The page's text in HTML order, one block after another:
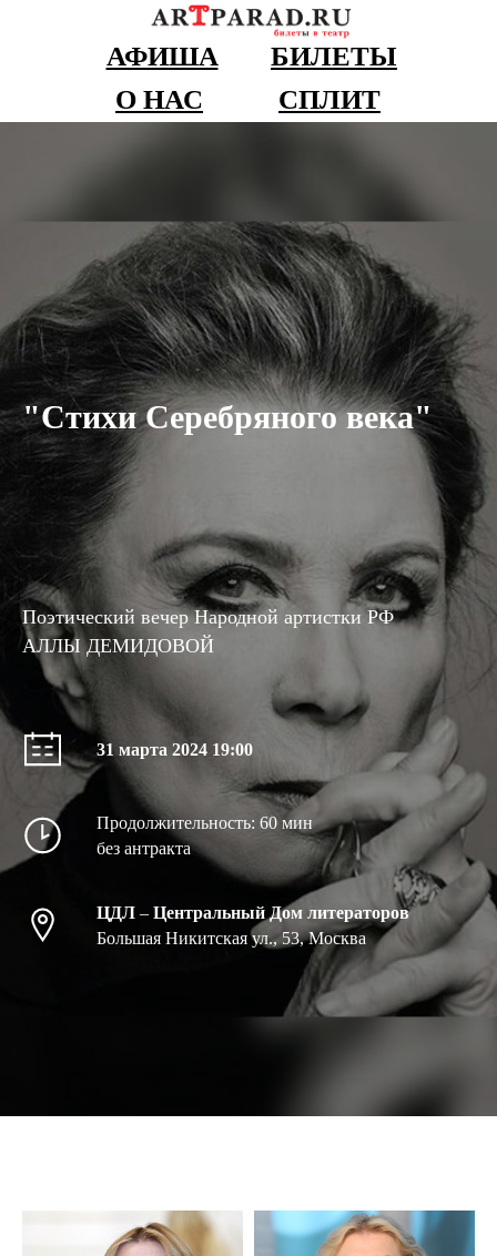
АФИША
БИЛЕТЫ
О НАС
СПЛИТ
"Стихи Серебряного века"
Поэтический вечер Народной артистки РФ
АЛЛЫ ДЕМИДОВОЙ
31 марта 2024 19:00
Продолжительность: 60 мин
без антракта
ЦДЛ –Центральный Дом литераторов
Большая Никитская ул., 53, Москва